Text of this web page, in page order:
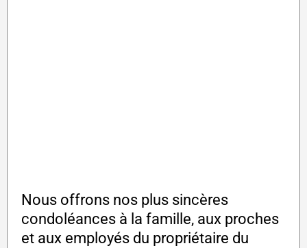
Nous offrons nos plus sincères
condoléances à la famille, aux proches
et aux employés du propriétaire du